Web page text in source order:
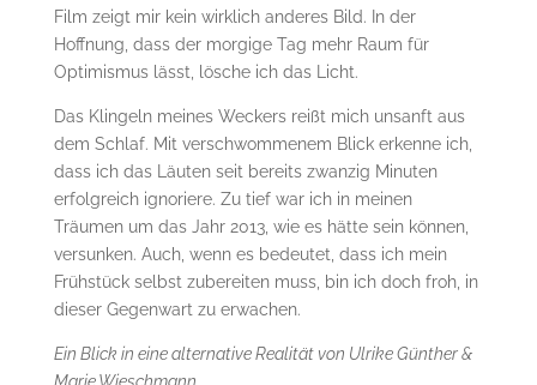
Film zeigt mir kein wirklich anderes Bild. In der
Hoffnung, dass der morgige Tag mehr Raum für
Optimismus lässt, lösche ich das Licht.
Das Klingeln meines Weckers reißt mich unsanft aus
dem Schlaf. Mit verschwommenem Blick erkenne ich,
dass ich das Läuten seit bereits zwanzig Minuten
erfolgreich ignoriere. Zu tief war ich in meinen
Träumen um das Jahr 2013, wie es hätte sein können,
versunken. Auch, wenn es bedeutet, dass ich mein
Frühstück selbst zubereiten muss, bin ich doch froh, in
dieser Gegenwart zu erwachen.
Ein Blick in eine alternative Realität von Ulrike Günther &